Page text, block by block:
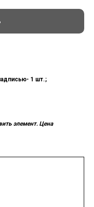
1 шт.;
элемент. Цена